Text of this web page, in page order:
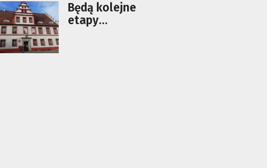
Będą kolejne
etapy